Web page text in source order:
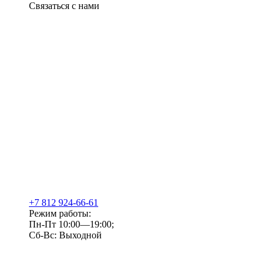
Связаться с нами
+7 812 924-66-61
Режим работы:
Пн-Пт 10:00—19:00;
Сб-Вс: Выходной